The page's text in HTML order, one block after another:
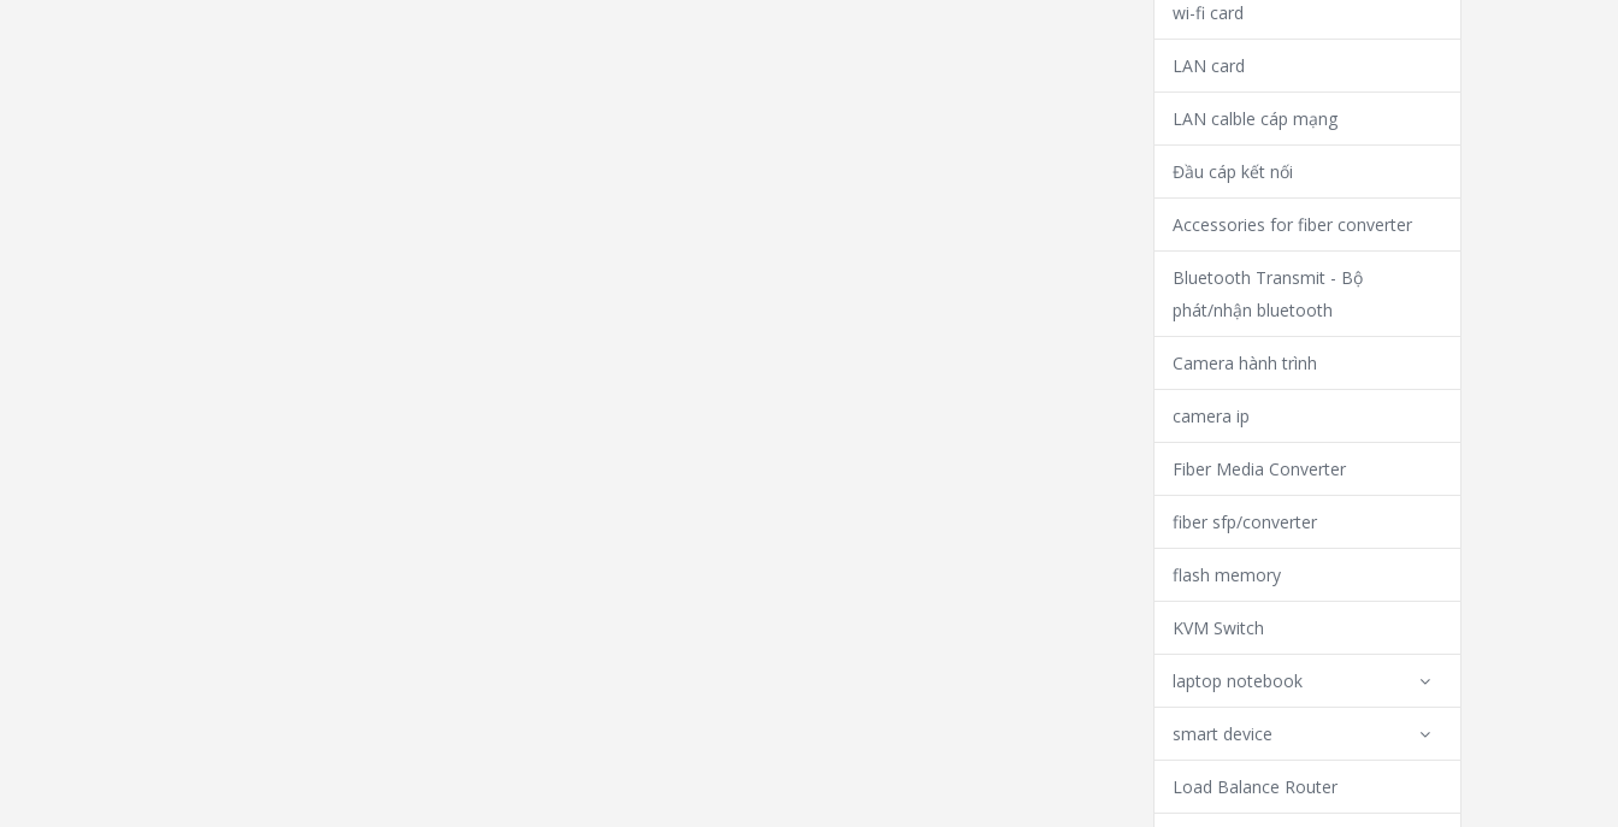
wi-fi card
LAN card
LAN calble cáp mạng
Đầu cáp kết nối
Accessories for fiber converter
Bluetooth Transmit - Bộ
phát/nhận bluetooth
Camera hành trình
camera ip
Fiber Media Converter
fiber sfp/converter
flash memory
KVM Switch
laptop notebook
smart device
Load Balance Router